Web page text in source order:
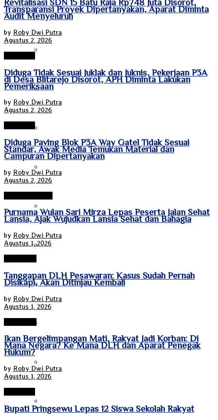
Nusa Tenggara Barat
Papua
Papua Tengah
Riau
Revitalisasi SDN 15 Batu Raja Rp748 Juta Disorot,
Transparansi Proyek Dipertanyakan, Aparat Diminta
Audit Menyeluruh
by Roby Dwi Putra
Agustus 2, 2026
Diduga Tidak Sesuai Juklak dan Juknis, Pekerjaan P3A
di Desa Blitarejo Disorot, APH Diminta Lakukan
Pemeriksaan
by Roby Dwi Putra
Agustus 2, 2026
Diduga Paving Blok P3A Way Gatel Tidak Sesuai
Standar, Awak Media Temukan Material dan
Campuran Dipertanyakan
by Roby Dwi Putra
Agustus 2, 2026
Purnama Wulan Sari Mirza Lepas Peserta Jalan Sehat
Lansia, Ajak Wujudkan Lansia Sehat dan Bahagia
by Roby Dwi Putra
Agustus 1, 2026
Tanggapan DLH Pesawaran: Kasus Sudah Pernah
Disikapi, Akan Ditinjau Kembali
by Roby Dwi Putra
Agustus 1, 2026
Ikan Bergelimpangan Mati, Rakyat Jadi Korban: Di
Mana Negara? Ke Mana DLH dan Aparat Penegak
Hukum?
by Roby Dwi Putra
Agustus 1, 2026
Bupati Pringsewu Lepas 12 Siswa Sekolah Rakyat